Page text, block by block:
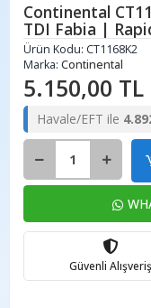
Continental
TDI Fabia |
Ürün Kodu: CT1168K2
Marka: Continental
5.150,00 TL
Havale/EFT ile
Güvenli Alışveriş